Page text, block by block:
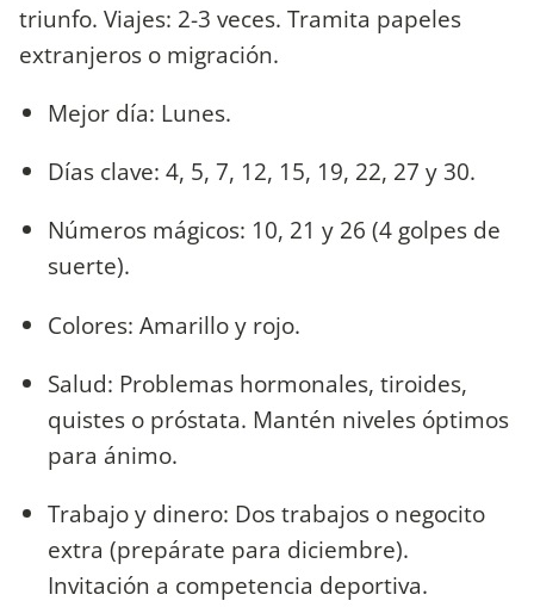
triunfo. Viajes: 2-3 veces. Tramita papeles
extranjeros o migración.
Mejor día: Lunes.
Días clave: 4, 5, 7, 12, 15, 19, 22, 27 y 30.
Números mágicos: 10, 21 y 26 (4 golpes de
suerte).
Colores: Amarillo y rojo.
Salud: Problemas hormonales, tiroides,
quistes o próstata. Mantén niveles óptimos
para ánimo.
Trabajo y dinero: Dos trabajos o negocito
extra (prepárate para diciembre).
Invitación a competencia deportiva.